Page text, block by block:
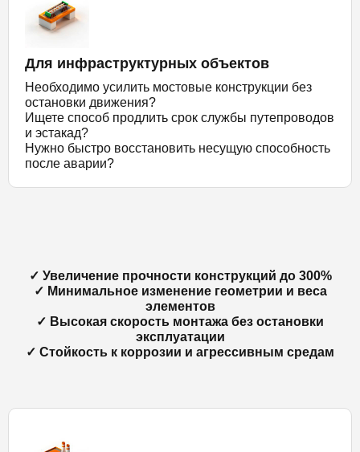
Для инфраструктурных объектов
Необходимо усилить мостовые конструкции без
остановки движения?
Ищете способ продлить срок службы путепроводов
и эстакад?
Нужно быстро восстановить несущую способность
после аварии?
✓ Увеличение прочности конструкций до 300%
✓ Минимальное изменение геометрии и веса
элементов
✓ Высокая скорость монтажа без остановки
эксплуатации
✓ Стойкость к коррозии и агрессивным средам